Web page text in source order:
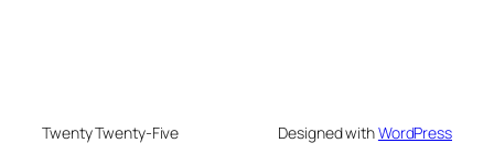
Twenty Twenty-Five Designed withWordPress